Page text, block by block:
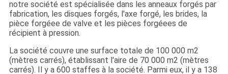
notre société est spécialisée dans les anneaux forgés par
fabrication, les disques forgés, l'axe forgé, les brides, la
pièce forgéee de valve et les pièces forgéees de
récipient à pression.
La société couvre une surface totale de 100 000 m2
(mètres carrés), établissant l'aire de 70 000 m2 (mètres
carrés). Il y a 600 staffes à la société. Parmi eux, il y a 138